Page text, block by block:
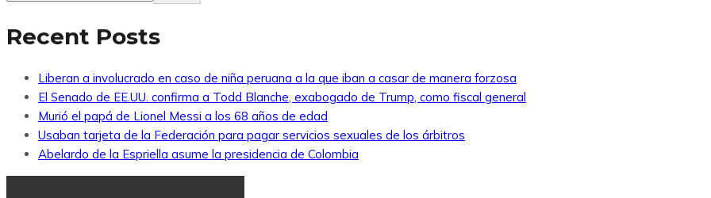
Recent Posts
Liberan a involucrado en caso de niña peruana a la que iban a casar de manera forzosa
El Senado de EE.UU. confirma a Todd Blanche, exabogado de Trump, como fiscal general
Murió el papá de Lionel Messi a los 68 años de edad
Usaban tarjeta de la Federación para pagar servicios sexuales de los árbitros
Abelardo de la Espriella asume la presidencia de Colombia